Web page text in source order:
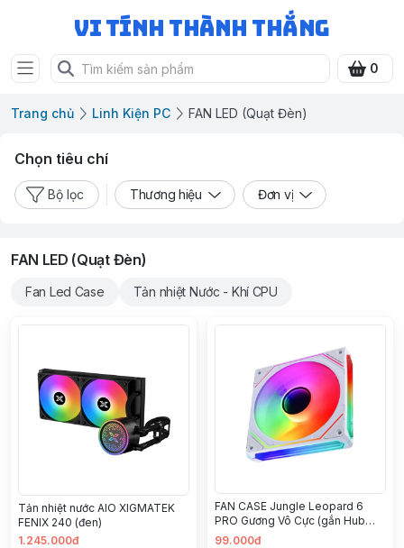
Vi Tính Thành Thắng
0
Trang chủ Linh Kiện PC FAN LED (Quạt Đèn)
Chọn tiêu chí
Bộ lọc Thương hiệu Đơn vị
FAN LED (Quạt Đèn)
Fan Led Case Tản nhiệt Nước - Khí CPU
Tản nhiệt nước AIO XIGMATEK
FENIX 240 (đen)
1.245.000đ
FAN CASE Jungle Leopard 6
PRO Gương Vô Cực (gắn Hub
ARGB) Trắng (Xuôi, Ngược)
99.000đ